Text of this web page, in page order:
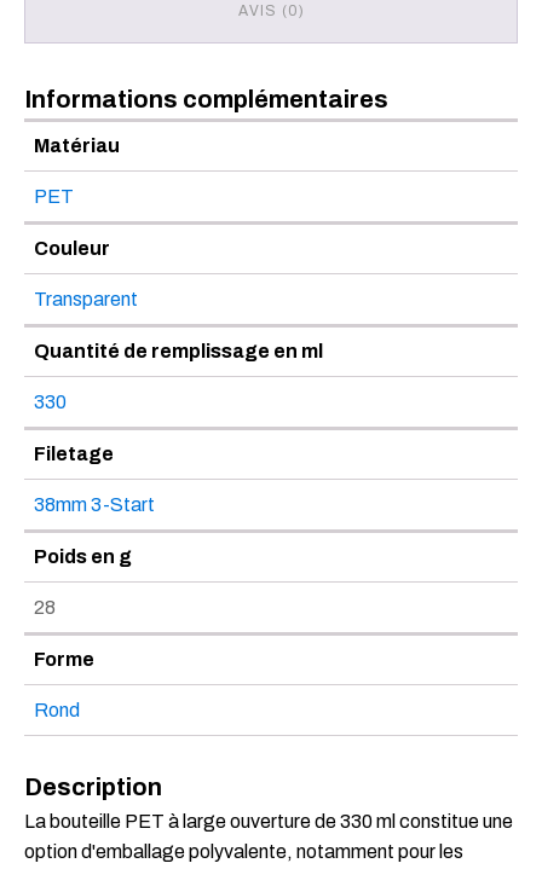
AVIS (0)
Informations complémentaires
Matériau
PET
Couleur
Transparent
Quantité de remplissage en ml
330
Filetage
38mm 3-Start
Poids en g
28
Forme
Rond
Description
La bouteille PET à large ouverture de 330 ml constitue une
option d'emballage polyvalente, notamment pour les